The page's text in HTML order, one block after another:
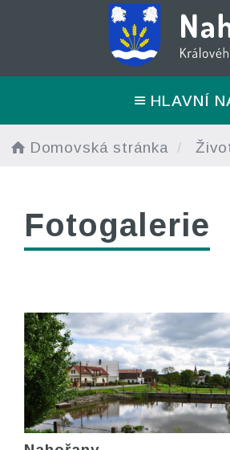
HLAVNÍ
Domovská stránka
Fotogalerie